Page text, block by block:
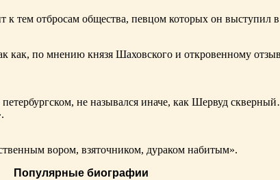
тем отбросам общества, певцом которых он выступил в
как, по мнению князя Шаховского и откровенному
не назывался иначе, как Шервуд
вором, взяточником, дураком набитым».
Популярные биографии